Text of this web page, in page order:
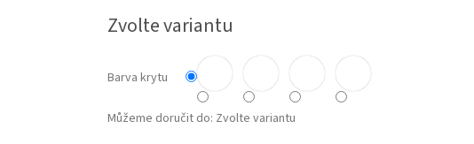
cena:
Zvolte variantu
Barva krytu
Můžeme doručit do: Zvolte variantu